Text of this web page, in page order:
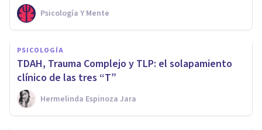
Psicología Y Mente
PSICOLOGÍA
TDAH, Trauma Complejo y TLP: el solapamiento
clínico de las tres “T”
Hermelinda Espinoza Jara